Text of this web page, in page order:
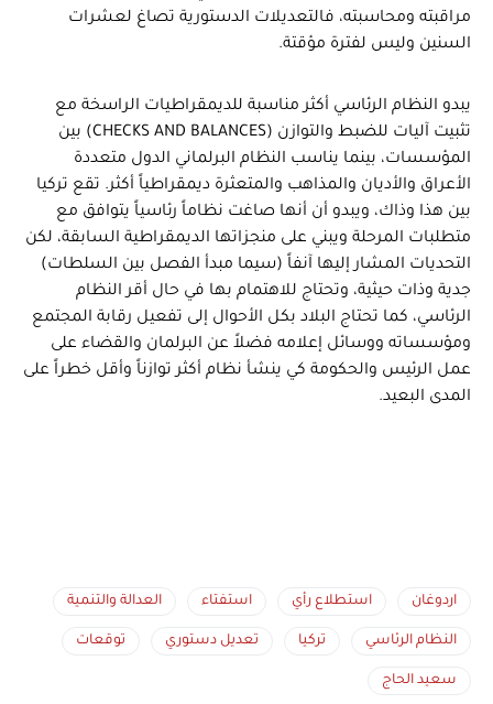
مراقبته ومحاسبته، فالتعديلات الدستورية تصاغ لعشرات
السنين وليس لفترة مؤقتة.
يبدو النظام الرئاسي أكثر مناسبة للديمقراطيات الراسخة مع
تثبيت آليات للضبط والتوازن (CHECKS AND BALANCES) بين
المؤسسات، بينما يناسب النظام البرلماني الدول متعددة
الأعراق والأديان والمذاهب والمتعثرة ديمقراطياً أكثر. تقع تركيا
بين هذا وذاك، ويبدو أن أنها صاغت نظاماً رئاسياً يتوافق مع
متطلبات المرحلة ويبني على منجزاتها الديمقراطية السابقة، لكن
التحديات المشار إليها آنفاً (سيما مبدأ الفصل بين السلطات)
جدية وذات حيثية، وتحتاج للاهتمام بها في حال أقر النظام
الرئاسي، كما تحتاج البلاد بكل الأحوال إلى تفعيل رقابة المجتمع
ومؤسساته ووسائل إعلامه فضلاً عن البرلمان والقضاء على
عمل الرئيس والحكومة كي ينشأ نظام أكثر توازناً وأقل خطراً على
المدى البعيد.
اردوغان استطلاع رأي استفتاء العدالة والتنمية
النظام الرئاسي تركيا تعديل دستوري توقعات
سعيد الحاج